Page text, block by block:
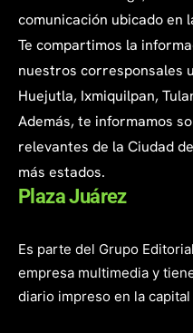
comunicación ubicado en
Te compartimos la
nuestros corresponsales
Huejutla, Ixmiquilpan,
Además, te informamos
relevantes de la Ciudad
más estados.
Plaza Juárez
Es parte del Grupo
empresa multimedia y
diario impreso en la